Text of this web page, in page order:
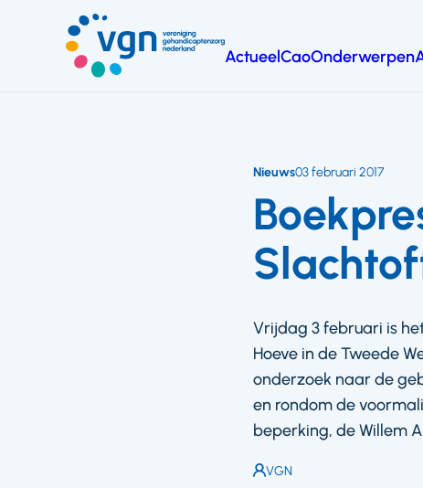
hoofdinhoud
ActueelCaoOnderwerpen
Nieuws03 februari 2017
Vrijdag 3 februari is
Hoeve in de Tweede
onderzoek naar de
en rondom de
beperking, de Willem
Auteur:
VGN